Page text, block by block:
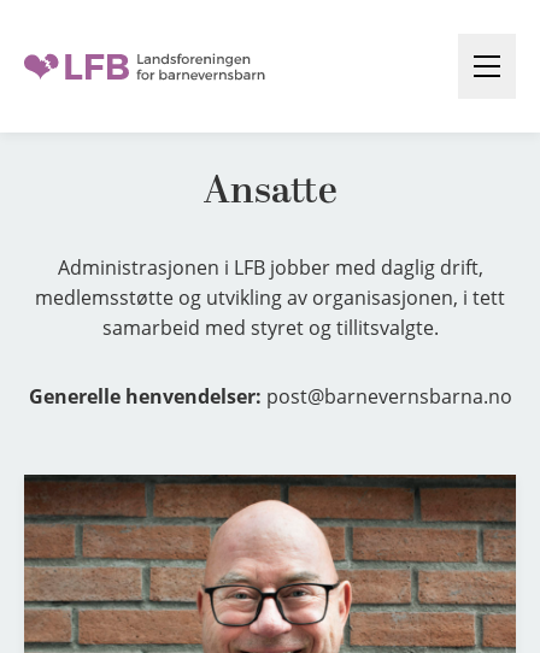
o
p
n
o
Å
n
n
y
Ansatte
Administrasjonen i LFB jobber med daglig drift,
medlemsstøtte og utvikling av organisasjonen, i tett
samarbeid med styret og tillitsvalgte.
Generelle henvendelser: post@barnevernsbarna.no
M
o
r
t
e
n